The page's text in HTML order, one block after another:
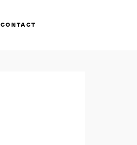
CONTACT